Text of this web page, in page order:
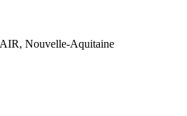
Nouvelle-Aquitaine